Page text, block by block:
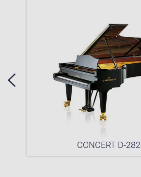
CONCERT D-282